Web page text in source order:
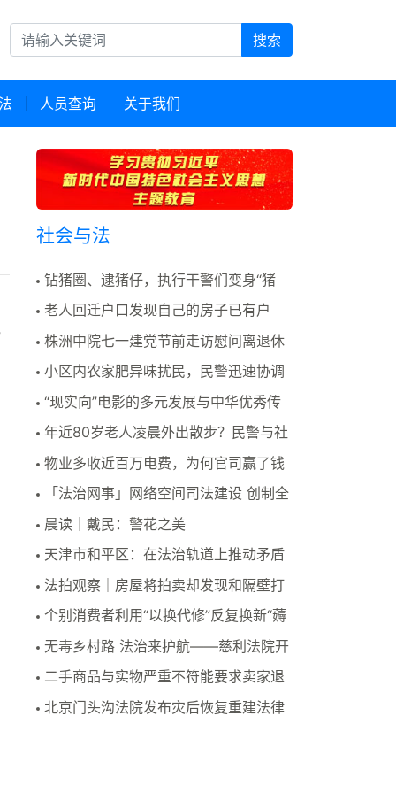
搜索
人员查询 关于我们
社会与法
钻猪圈、逮猪仔，执行干警们变身“猪
倌”是为哪般？
老人回迁户口发现自己的房子已有户
主，民警：该房门牌..
株洲中院七一建党节前走访慰问离退休
老领导
小区内农家肥异味扰民，民警迅速协调
“除味”
“现实向”电影的多元发展与中华优秀传
统文化的想象力..
年近80岁老人凌晨外出散步？民警与社
区平安力量协作..
物业多收近百万电费，为何官司赢了钱
却迟迟拿不回来？
「法治网事」网络空间司法建设 创制全
新治理路径
晨读｜戴民：警花之美
天津市和平区：在法治轨道上推动矛盾
纠纷化解
法拍观察｜房屋将拍卖却发现和隔壁打
通，隔壁也正被执..
个别消费者利用“以换代修”反复换新“薅
羊毛” 法院..
无毒乡村路 法治来护航——慈利法院开
展禁毒普法宣传..
二手商品与实物严重不符能要求卖家退
一赔三吗？
北京门头沟法院发布灾后恢复重建法律